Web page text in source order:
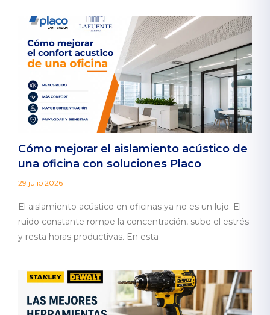
Cómo mejorar el aislamiento acústico de
una oficina con soluciones Placo
29 julio 2026
El aislamiento acústico en oficinas ya no es un lujo. El
ruido constante rompe la concentración, sube el estrés
y resta horas productivas. En esta